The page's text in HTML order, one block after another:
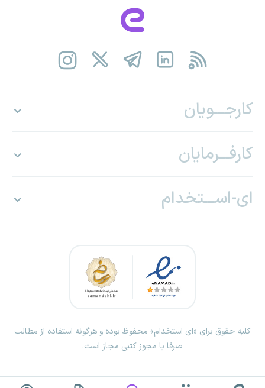
کارجـــویان
کارفـــرمایان
ای-اســـتخدام
کلیه حقوق برای «ای استخدام» محفوظ بوده و هرگونه استفاده از مطالب
صرفا با مجوز کتبی مجاز است.